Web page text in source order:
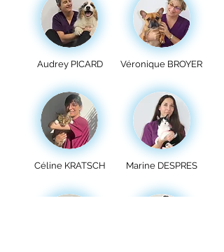
Audrey PICARD Véronique BROYER
Céline KRATSCH Marine DESPRES